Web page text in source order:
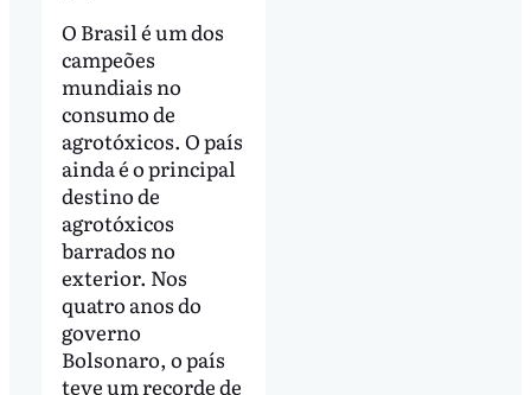
O Brasil é um dos
campeões
mundiais no
consumo de
agrotóxicos. O país
ainda é o principal
destino de
agrotóxicos
barrados no
exterior. Nos
quatro anos do
governo
Bolsonaro, o país
teve um recorde de